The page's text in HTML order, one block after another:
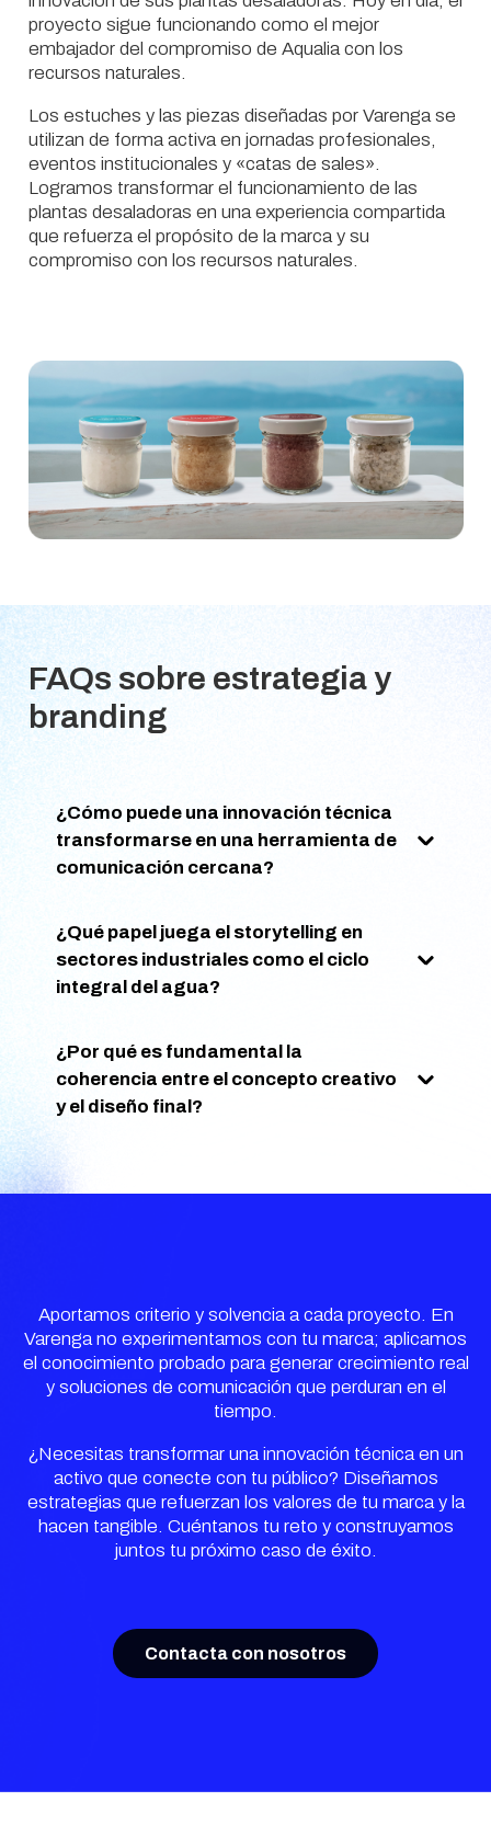
proyecto sigue funcionando como el mejor
embajador del compromiso de Aqualia con los
recursos naturales.
Los estuches y las piezas diseñadas por Varenga se
utilizan de forma activa en jornadas profesionales,
eventos institucionales y «catas de sales».
Logramos transformar el funcionamiento de las
plantas desaladoras en una experiencia compartida
que refuerza el propósito de la marca y su
compromiso con los recursos naturales.
FAQs sobre estrategia y
branding
¿Cómo puede una innovación técnica
transformarse en una herramienta de
comunicación cercana?
¿Qué papel juega el storytelling en
sectores industriales como el ciclo
integral del agua?
¿Por qué es fundamental la
coherencia entre el concepto creativo
y el diseño final?
Aportamos criterio y solvencia a cada proyecto. En
Varenga no experimentamos con tu marca; aplicamos
el conocimiento probado para generar crecimiento real
y soluciones de comunicación que perduran en el
tiempo.
¿Necesitas transformar una innovación técnica en un
activo que conecte con tu público? Diseñamos
estrategias que refuerzan los valores de tu marca y la
hacen tangible. Cuéntanos tu reto y construyamos
juntos tu próximo caso de éxito.
Contacta con nosotros